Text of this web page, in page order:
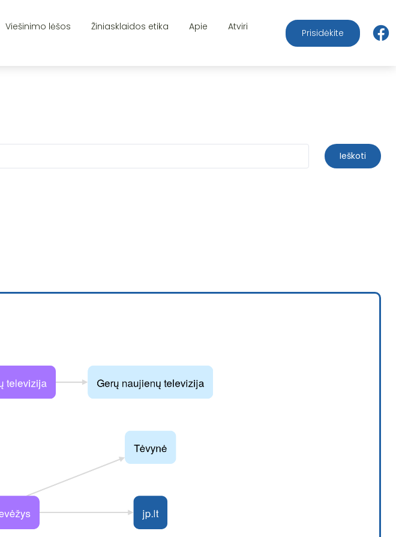
Viešinimo lėšos Žiniasklaidos etika Apie
Atviri
Prisidėkite
Ieškoti